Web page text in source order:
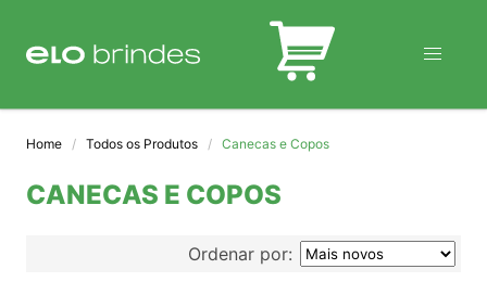
BLOG
Home Todos os Produtos Canecas e Copos
CANECAS E COPOS
Ordenar por: